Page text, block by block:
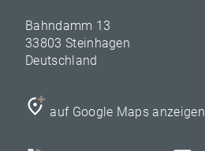
Bahndamm 13
33803 Steinhagen
Deutschland
auf Google Maps anzeigen